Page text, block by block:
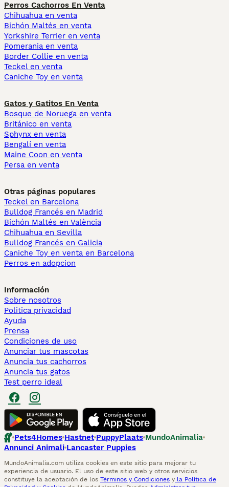
Perros Cachorros En Venta
Chihuahua en venta
Bichón Maltés en venta
Yorkshire Terrier en venta
Pomerania en venta
Border Collie en venta
Teckel en venta
Caniche Toy en venta
Gatos y Gatitos En Venta
Bosque de Noruega en venta
Británico en venta
Sphynx en venta
Bengalí en venta
Maine Coon en venta
Persa en venta
Otras páginas populares
Teckel en Barcelona
Bulldog Francés en Madrid
Bichón Maltés en València
Chihuahua en Sevilla
Bulldog Francés en Galicia
Caniche Toy en venta en Barcelona
Perros en adopcion
Información
Sobre nosotros
Politica privacidad
Ayuda
Prensa
Condiciones de uso
Anunciar tus mascotas
Anuncia tus cachorros
Anuncia tus gatos
Test perro ideal
Pets4Homes Hastnet PuppyPlaats MundoAnimalia
Annunci Animali Lancaster Puppies
MundoAnimalia.com utiliza cookies en este sitio para mejorar tu
experiencia de usuario. El uso de este sitio web y otros servicios
constituye la aceptación de los Términos y Condiciones y la Política de